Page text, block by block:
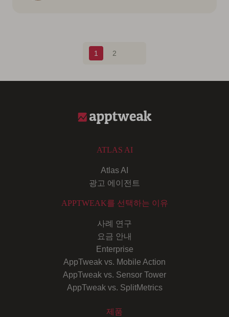
1 2
ATLAS AI
Atlas AI
광고 에이전트
APPTWEAK를 선택하는 이유
사례 연구
요금 안내
Enterprise
AppTweak vs. Mobile Action
AppTweak vs. Sensor Tower
AppTweak vs. SplitMetrics
제품